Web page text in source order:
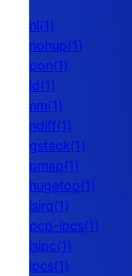
nl(1)
nohup(1)
pon(1)
ld(1)
nm(1)
ndiff(1)
gstack(1)
pmap(1)
hugetop(1)
lsirq(1)
pcp-ipcs(1)
lsipc(1)
ipcs(1)